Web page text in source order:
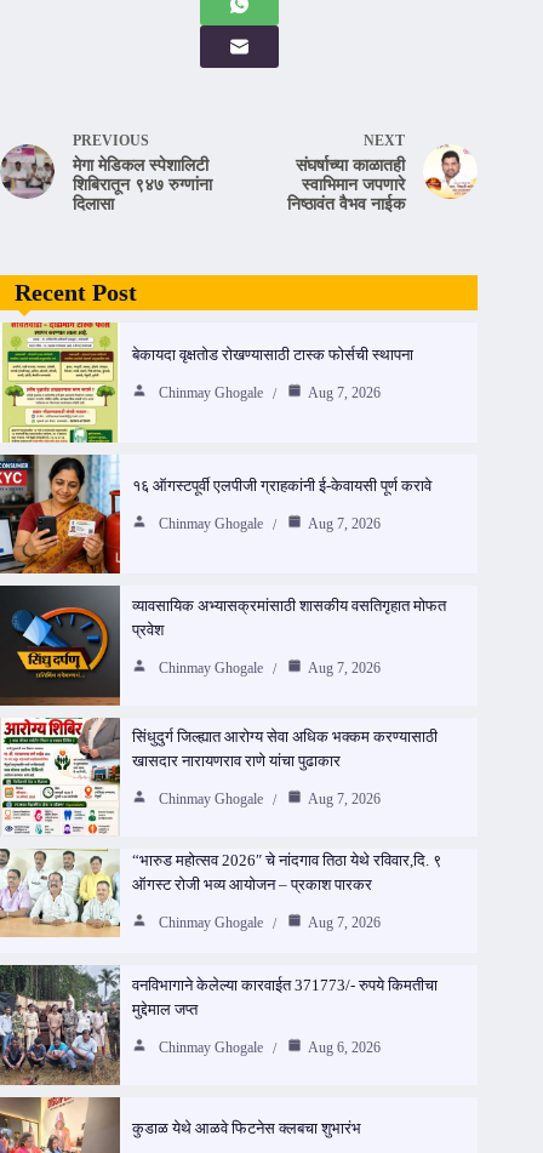
PREVIOUS
मेगा मेडिकल स्पेशालिटी
शिबिरातून ९४७ रुग्णांना
दिलासा
NEXT
संघर्षाच्या काळातही
स्वाभिमान जपणारे
निष्ठावंत वैभव नाईक
Recent Post
बेकायदा वृक्षतोड रोखण्यासाठी टास्क फोर्सची स्थापना
Chinmay Ghogale Aug 7, 2026
१६ ऑगस्टपूर्वी एलपीजी ग्राहकांनी ई-केवायसी पूर्ण करावे
Chinmay Ghogale Aug 7, 2026
व्यावसायिक अभ्यासक्रमांसाठी शासकीय वसतिगृहात मोफत
प्रवेश
Chinmay Ghogale Aug 7, 2026
सिंधुदुर्ग जिल्ह्यात आरोग्य सेवा अधिक भक्कम करण्यासाठी
खासदार नारायणराव राणे यांचा पुढाकार
Chinmay Ghogale Aug 7, 2026
“भारुड महोत्सव 2026″ चे नांदगाव तिठा येथे रविवार,दि. ९
ऑगस्ट रोजी भव्य आयोजन – प्रकाश पारकर
Chinmay Ghogale Aug 7, 2026
वनविभागाने केलेल्या कारवाईत 371773/- रुपये किमतीचा
मुद्देमाल जप्त
Chinmay Ghogale Aug 6, 2026
कुडाळ येथे आळवे फिटनेस क्लबचा शुभारंभ